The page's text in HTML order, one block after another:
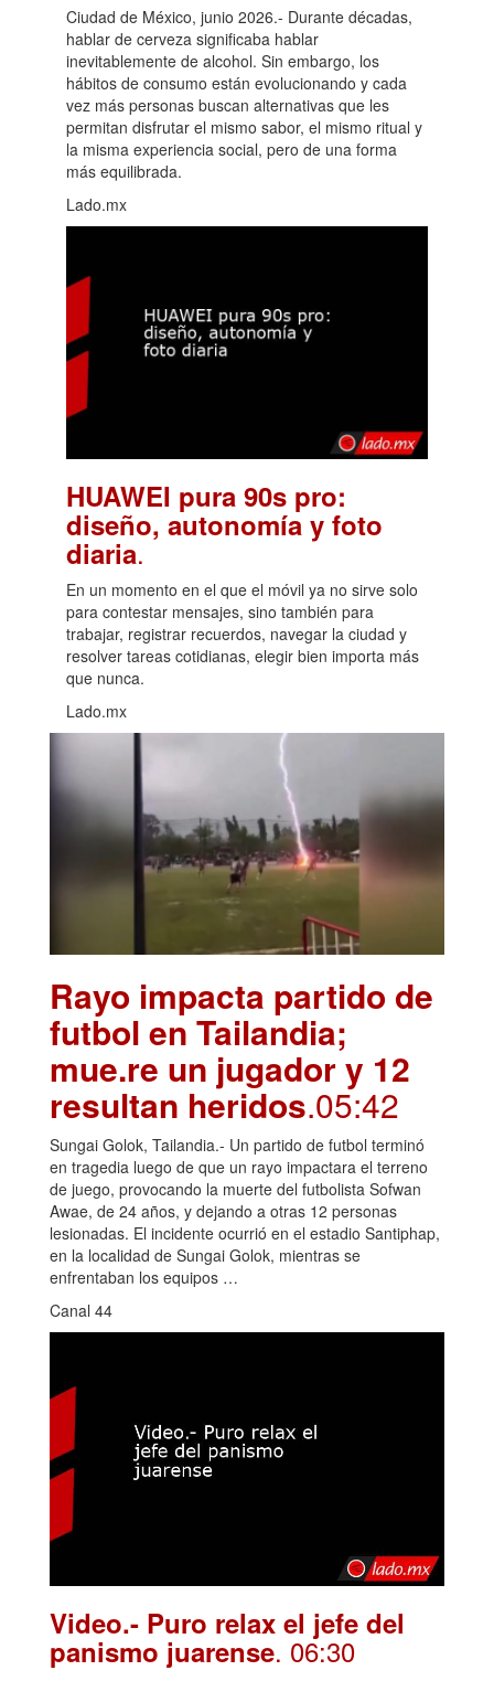
Ciudad de México, junio 2026.- Durante décadas,
hablar de cerveza significaba hablar
inevitablemente de alcohol. Sin embargo, los
hábitos de consumo están evolucionando y cada
vez más personas buscan alternativas que les
permitan disfrutar el mismo sabor, el mismo ritual y
la misma experiencia social, pero de una forma
más equilibrada.
Lado.mx
HUAWEI pura 90s pro:
diseño, autonomía y foto
diaria.
En un momento en el que el móvil ya no sirve solo
para contestar mensajes, sino también para
trabajar, registrar recuerdos, navegar la ciudad y
resolver tareas cotidianas, elegir bien importa más
que nunca.
Lado.mx
Rayo impacta partido de
futbol en Tailandia;
mue.re un jugador y 12
resultan heridos.05:42
Sungai Golok, Tailandia.- Un partido de futbol terminó
en tragedia luego de que un rayo impactara el terreno
de juego, provocando la muerte del futbolista Sofwan
Awae, de 24 años, y dejando a otras 12 personas
lesionadas. El incidente ocurrió en el estadio Santiphap,
en la localidad de Sungai Golok, mientras se
enfrentaban los equipos …
Canal 44
Video.- Puro relax el jefe del
panismo juarense. 06:30